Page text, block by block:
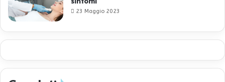
23 Maggio 2023